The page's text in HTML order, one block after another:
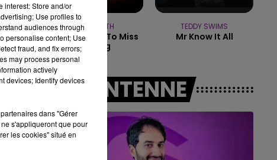
AEROSMITH
I Don't Want To Miss
A Thing
TEDDY SWIMS
Mr Know It All
A L'ANTENNE
interest: Store and/or
Use profiles to
audiences through
personalise content; Use
fraud, and fix errors;
may process personal
actively
devices; Identify devices
dans "Gérer
s'appliqueront que pour
les cookies" situé en